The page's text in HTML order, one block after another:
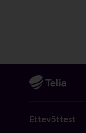
Ettevõttest